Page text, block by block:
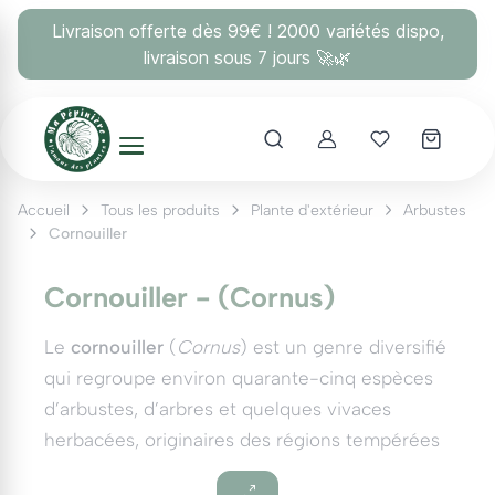
Livraison offerte dès 99€ ! 2000 variétés dispo,
livraison sous 7 jours 🚀🌿
AccountMes coups
Accueil Tous les produits Plante d'extérieur
Arbustes
Cornouiller
Cornouiller - (Cornus)
Le cornouiller ( Cornus) est un genre diversifié
qui regroupe environ quarante-cinq espèces
d’arbustes, d’arbres et quelques vivaces
herbacées, originaires des régions tempérées
de l'hémisphère Nord. Ces plantes
Panneau de gestion des cookies